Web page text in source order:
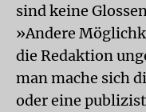
sind keine
»Andere
die Redaktion
man mache sich
oder eine